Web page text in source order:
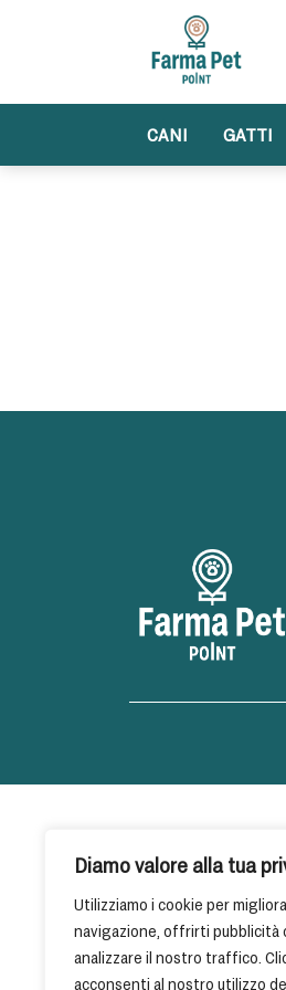
Diamo valore alla tua
Utilizziamo i cookie per
navigazione, offrirti pubblicità
analizzare il nostro traffico.
acconsenti al nostro utilizzo
CANI GATTI